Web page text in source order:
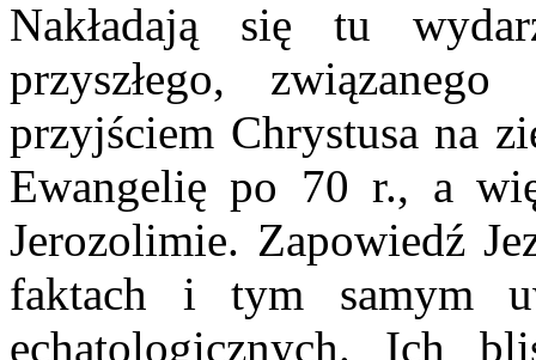
Nakładają się tu
przyszłego,
przyjściem Chrystusa na
Ewangelię po 70 r., a
Jerozolimie. Zapowiedź
faktach i tym samym
echatologicznych. Ich